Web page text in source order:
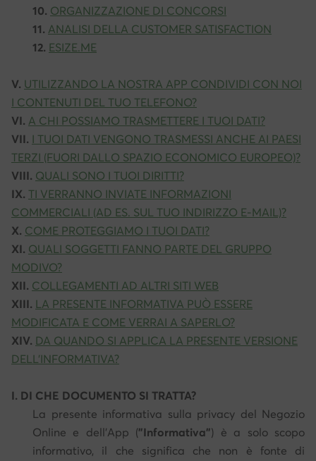
10. ORGANIZZAZIONE DI CONCORSI
11. ANALISI DELLA CUSTOMER SATISFACTION
12. ESIZE.ME
V. UTILIZZANDO LA NOSTRA APP CONDIVIDI CON NOI
I CONTENUTI DEL TUO TELEFONO?
VI. A CHI POSSIAMO TRASMETTERE I TUOI DATI?
VII. I TUOI DATI VENGONO TRASMESSI ANCHE AI PAESI
TERZI (FUORI DALLO SPAZIO ECONOMICO EUROPEO)?
VIII. QUALI SONO I TUOI DIRITTI?
IX. TI VERRANNO INVIATE INFORMAZIONI
COMMERCIALI (AD ES. SUL TUO INDIRIZZO E-MAIL)?
X. COME PROTEGGIAMO I TUOI DATI?
XI. QUALI SOGGETTI FANNO PARTE DEL GRUPPO
MODIVO?
XII. COLLEGAMENTI AD ALTRI SITI WEB
XIII. LA PRESENTE INFORMATIVA PUÒ ESSERE
MODIFICATA E COME VERRAI A SAPERLO?
XIV. DA QUANDO SI APPLICA LA PRESENTE VERSIONE
DELL'INFORMATIVA?
I. DI CHE DOCUMENTO SI TRATTA?
La presente informativa sulla privacy del Negozio
Online e dell'App ("Informativa") è a solo scopo
informativo, il che significa che non è fonte di